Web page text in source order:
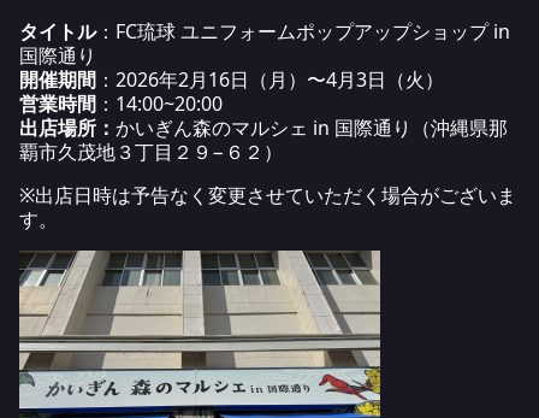
タイトル：FC琉球 ユニフォームポップアップショップ in
国際通り
開催期間 ：2026年2月16日（月）〜4月3日（火）
営業時間 ：14:00~20:00
出店場所： かいぎん森のマルシェ in 国際通り（沖縄県那
覇市久茂地３丁目２９−６２）
※出店日時は予告なく変更させていただく場合がございま
す。